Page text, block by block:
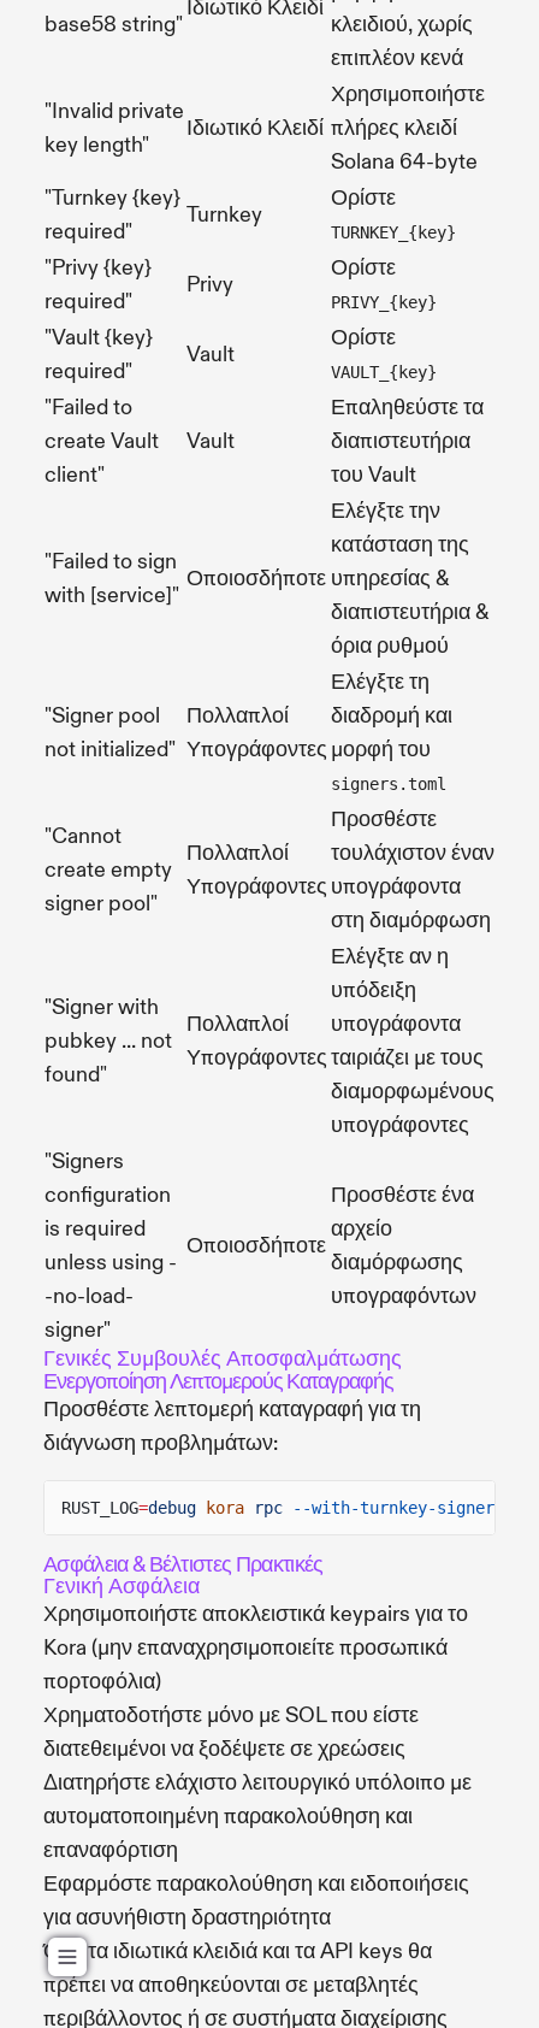
base58 string"
Ιδιωτικό Κλειδί
κλειδιού, χωρίς
επιπλέον κενά
"Invalid private
key length"
Ιδιωτικό Κλειδί
Χρησιμοποιήστε
πλήρες κλειδί
Solana 64-byte
"Turnkey {key}
required"
Turnkey
Ορίστε
TURNKEY_{key}
"Privy {key}
required"
Privy
Ορίστε
PRIVY_{key}
"Vault {key}
required"
Vault
Ορίστε
VAULT_{key}
"Failed to
create Vault
client"
Vault
Επαληθεύστε τα
διαπιστευτήρια
του Vault
"Failed to sign
with [service]"
Οποιοσδήποτε
Ελέγξτε την
κατάσταση της
υπηρεσίας &
διαπιστευτήρια &
όρια ρυθμού
"Signer pool
not initialized"
Πολλαπλοί
Υπογράφοντες
Ελέγξτε τη
διαδρομή και
μορφή του
signers.toml
"Cannot
create empty
signer pool"
Πολλαπλοί
Υπογράφοντες
Προσθέστε
τουλάχιστον έναν
υπογράφοντα
στη διαμόρφωση
"Signer with
pubkey ... not
found"
Πολλαπλοί
Υπογράφοντες
Ελέγξτε αν η
υπόδειξη
υπογράφοντα
ταιριάζει με τους
διαμορφωμένους
υπογράφοντες
"Signers
configuration
is required
unless using -
-no-load-
signer"
Οποιοσδήποτε
Προσθέστε ένα
αρχείο
διαμόρφωσης
υπογραφόντων
Γενικές Συμβουλές Αποσφαλμάτωσης
Ενεργοποίηση Λεπτομερούς Καταγραφής
Προσθέστε λεπτομερή καταγραφή για τη
διάγνωση προβλημάτων:
RUST_LOG=debug kora rpc --with-turnkey-signer
Ασφάλεια & Βέλτιστες Πρακτικές
Γενική Ασφάλεια
Χρησιμοποιήστε αποκλειστικά keypairs για το
Kora (μην επαναχρησιμοποιείτε προσωπικά
πορτοφόλια)
Χρηματοδοτήστε μόνο με SOL που είστε
διατεθειμένοι να ξοδέψετε σε χρεώσεις
Διατηρήστε ελάχιστο λειτουργικό υπόλοιπο με
αυτοματοποιημένη παρακολούθηση και
επαναφόρτιση
Εφαρμόστε παρακολούθηση και ειδοποιήσεις
για ασυνήθιστη δραστηριότητα
Όλα τα ιδιωτικά κλειδιά και τα API keys θα
πρέπει να αποθηκεύονται σε μεταβλητές
περιβάλλοντος ή σε συστήματα διαχείρισης